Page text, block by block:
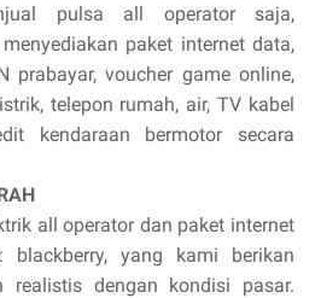
pulsa all operator saja,
paket internet data,
prabayar, voucher game online,
telepon rumah, air, TV kabel
kendaraan bermotor secara
all operator dan paket internet
blackberry, yang kami berikan
realistis dengan kondisi pasar.